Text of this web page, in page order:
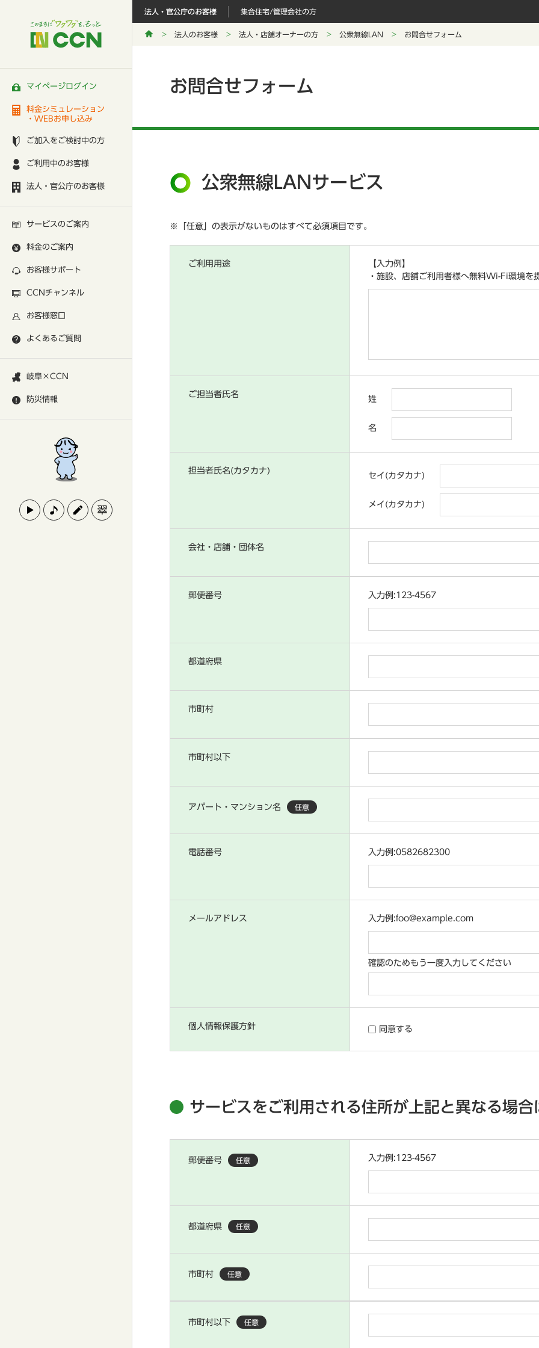
マイページログイン
料金シミュレーション
・WEBお申し込み
ご加入をご検討中の方
ご利用中のお客様
法人・官公庁のお客様
サービスのご案内
料金のご案内
お客様サポート
CCNチャンネル
お客様窓口
よくあるご質問
岐阜×CCN
防災情報
法人・官公庁のお客様 集合住宅/管理会社の方
法人のお客様 法人・店舗オーナーの方 公衆無線LAN お問合せフォーム
お問合せフォーム
公衆無線LANサービス
※「任意」の表示がないものはすべて必須項目です。
ご利用用途
【入力例】
・施設、店舗ご利用者様へ無料Wi-Fi環境を
ご担当者氏名
姓
名
担当者氏名(カタカナ)
セイ(カタカナ)
メイ(カタカナ)
会社・店舗・団体名
郵便番号 入力例:123-4567
都道府県
市町村
市町村以下
アパート・マンション名 任意
電話番号 入力例:0582682300
メールアドレス 入力例:foo@example.com
確認のためもう一度入力してください
個人情報保護方針 同意する
サービスをご利用される住所が上記と異なる場
郵便番号 任意 入力例:123-4567
都道府県 任意
市町村 任意
市町村以下 任意